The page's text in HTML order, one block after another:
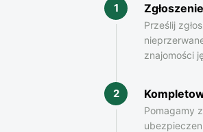
1
Prześlij
znajomości
2
Pomagamy